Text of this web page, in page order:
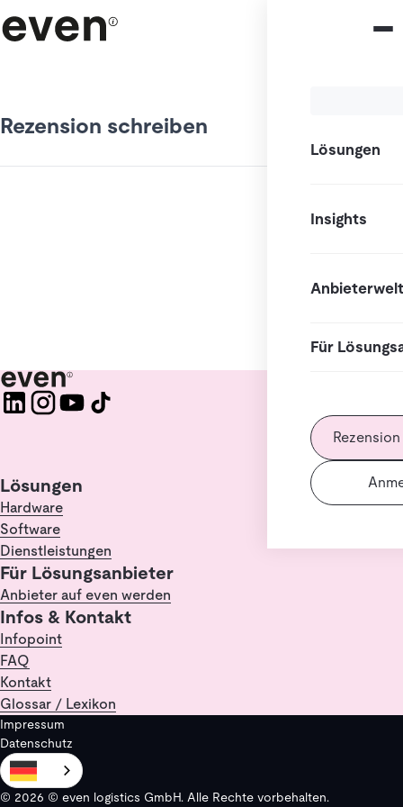
Lösungen
Insights
Anbieterwelt
Für
Rezension schreiben
Lösungen
Hardware
Software
Dienstleistungen
Für Lösungsanbieter
Anbieter auf even werden
Infos & Kontakt
Infopoint
FAQ
Kontakt
Glossar / Lexikon
Impressum
Datenschutz
© 2026 © even logistics GmbH. Alle Rechte vorbehalten.